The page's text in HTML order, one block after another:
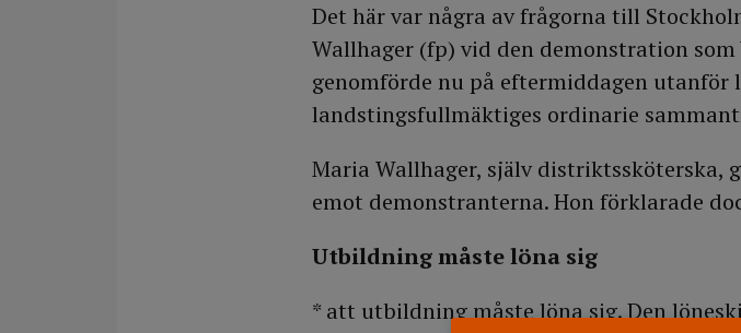
Det här var några av frågorna till
Wallhager (fp) vid den demonstration
genomförde nu på eftermiddagen utanför
landstingsfullmäktiges ordinarie
Maria Wallhager, själv distriktssköterska,
emot demonstranterna. Hon förklarade
Utbildning måste löna sig
* att utbildning måste löna sig. Den